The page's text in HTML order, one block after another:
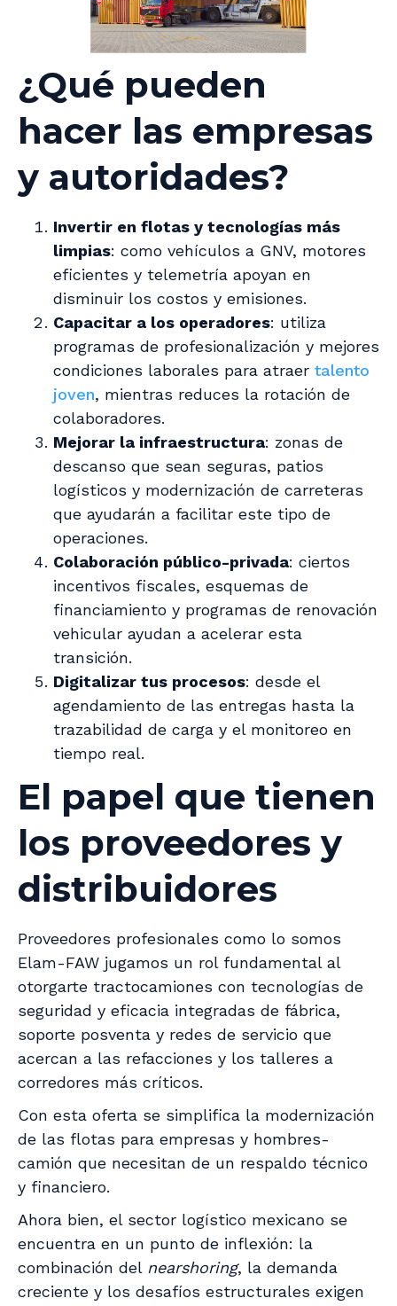
¿Qué pueden
hacer las empresas
y autoridades?
Invertir en flotas y tecnologías más
limpias: como vehículos a GNV, motores
eficientes y telemetría apoyan en
disminuir los costos y emisiones.
Capacitar a los operadores: utiliza
programas de profesionalización y mejores
condiciones laborales para atraer talento
joven, mientras reduces la rotación de
colaboradores.
Mejorar la infraestructura: zonas de
descanso que sean seguras, patios
logísticos y modernización de carreteras
que ayudarán a facilitar este tipo de
operaciones.
Colaboración público-privada: ciertos
incentivos fiscales, esquemas de
financiamiento y programas de renovación
vehicular ayudan a acelerar esta
transición.
Digitalizar tus procesos: desde el
agendamiento de las entregas hasta la
trazabilidad de carga y el monitoreo en
tiempo real.
El papel que tienen
los proveedores y
distribuidores
Proveedores profesionales como lo somos
Elam-FAW jugamos un rol fundamental al
otorgarte tractocamiones con tecnologías de
seguridad y eficacia integradas de fábrica,
soporte posventa y redes de servicio que
acercan a las refacciones y los talleres a
corredores más críticos.
Con esta oferta se simplifica la modernización
de las flotas para empresas y hombres-
camión que necesitan de un respaldo técnico
y financiero.
Ahora bien, el sector logístico mexicano se
encuentra en un punto de inflexión: la
combinación del nearshoring, la demanda
creciente y los desafíos estructurales exigen